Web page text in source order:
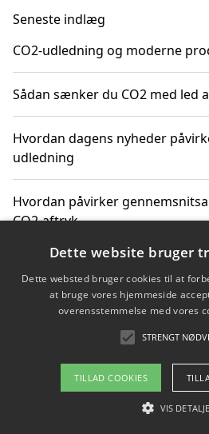
Seneste indlæg
CO2-udledning og moderne
Sådan sænker du CO2 med led
Hvordan dagens nyheder
udledning
Hvordan påvirker
CO2-aftryk
Hvordan nyheder om CO2-
hverdag
Om / kontakt
Blog
Dette website bruger
Dette websted bruger cookies til at
at bruge vores hjemmeside
overensstemmelse med vores
STRENGT
TILLAD COOKIES
VIS